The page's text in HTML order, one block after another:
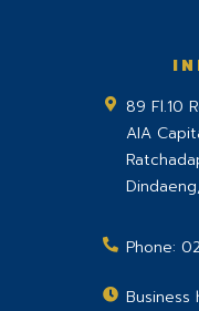
89 Fl.10
AIA
Dindaeng,
Phone:
Business